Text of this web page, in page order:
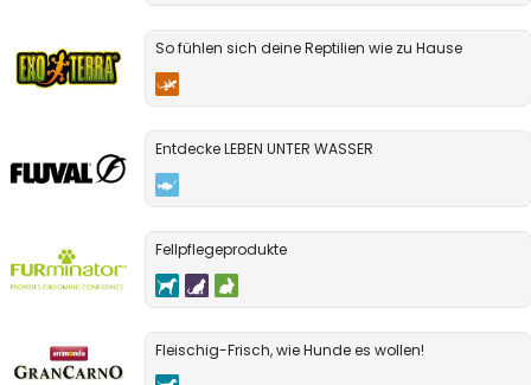
So fühlen sich deine Reptilien wie zu Hause
Entdecke LEBEN UNTER WASSER
Fellpflegeprodukte
Fleischig-Frisch, wie Hunde es wollen!